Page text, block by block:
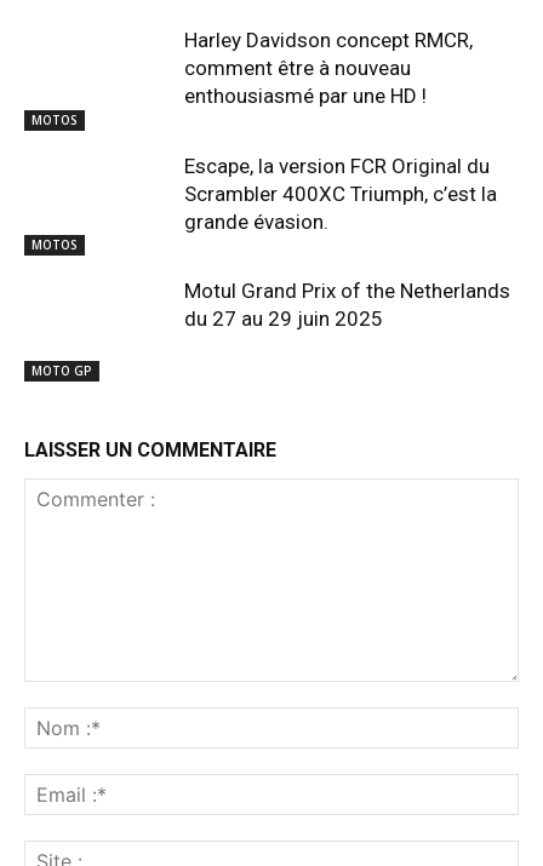
MOTOS
Harley Davidson concept RMCR,
comment être à nouveau
enthousiasmé par une HD !
MOTOS
Escape, la version FCR Original du
Scrambler 400XC Triumph, c’est la
grande évasion.
MOTO GP
Motul Grand Prix of the Netherlands
du 27 au 29 juin 2025
LAISSER UN COMMENTAIRE
:*
:*